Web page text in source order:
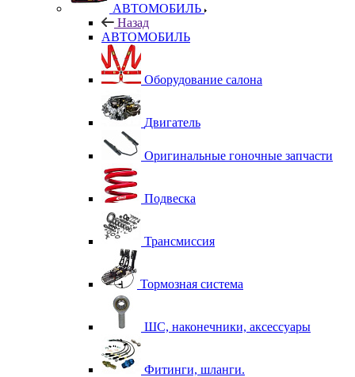
АВТОМОБИЛЬ
Назад
АВТОМОБИЛЬ
Оборудование салона
Двигатель
Оригинальные гоночные запчасти
Подвеска
Трансмиссия
Тормозная система
ШС, наконечники, аксессуары
Фитинги, шланги.